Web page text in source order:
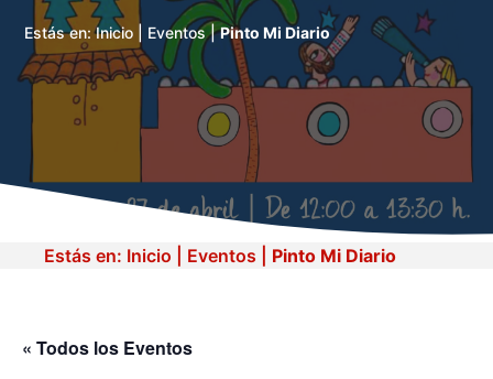
Estás en:Inicio Eventos|Pinto Mi Diario
Estás en: Inicio Eventos Pinto Mi Diario
« Todos los Eventos